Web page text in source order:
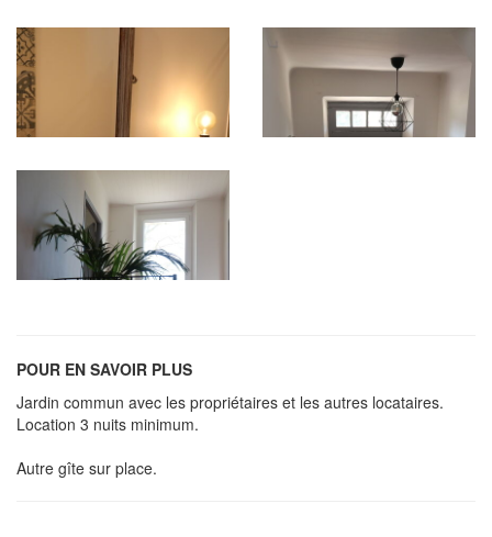
POUR EN SAVOIR PLUS
Jardin commun avec les propriétaires et les autres locataires.
Location 3 nuits minimum.
Autre gîte sur place.